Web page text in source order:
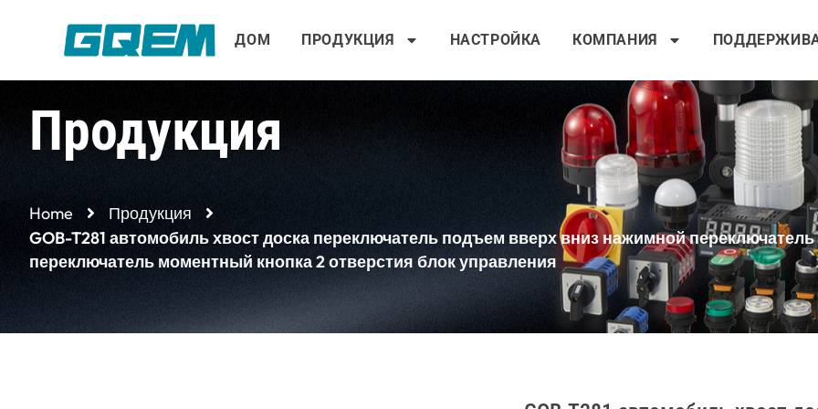
содержимому
ДОМ ПРОДУКЦИЯ НАСТРОЙКА КОМПАНИЯ
Продукция
Home
Продукция
GOB-T281 автомобиль хвост доска переключатель подъем вверх вниз нажимной
переключатель моментный кнопка 2 отверстия блок управления